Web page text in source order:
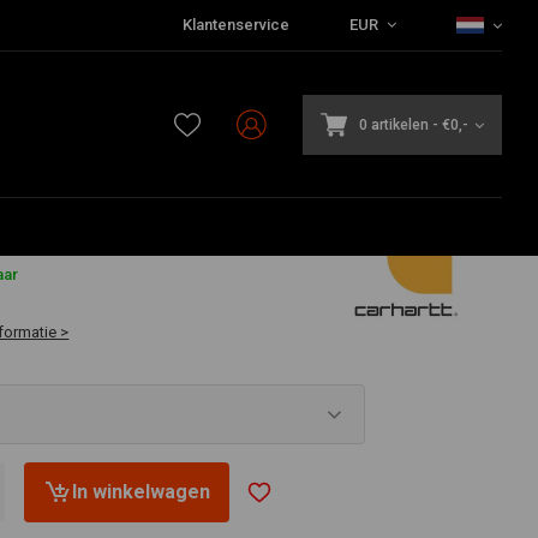
Klantenservice EUR
0 artikelen - €0,-
>
In winkelwagen